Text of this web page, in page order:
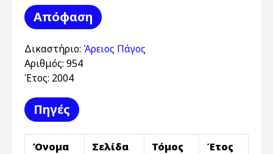
Απόφαση
Δικαστήριο: Άρειος Πάγος
Αριθμός: 954
Έτος: 2004
Πηγές
Όνομα Σελίδα Τόμος
Έτος